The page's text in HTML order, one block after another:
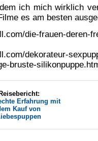
ich mich wirklich
es am besten
die-frauen-deren-
dekorateur-
bruste-
Reisebericht:
Erfahrung mit
Kauf von